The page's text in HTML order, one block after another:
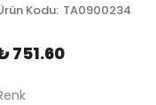
Kodu: TA0900234
751.60